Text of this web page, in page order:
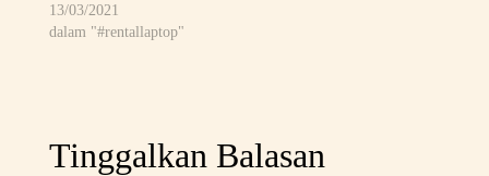
13/03/2021
dalam "#rentallaptop"
Tinggalkan Balasan